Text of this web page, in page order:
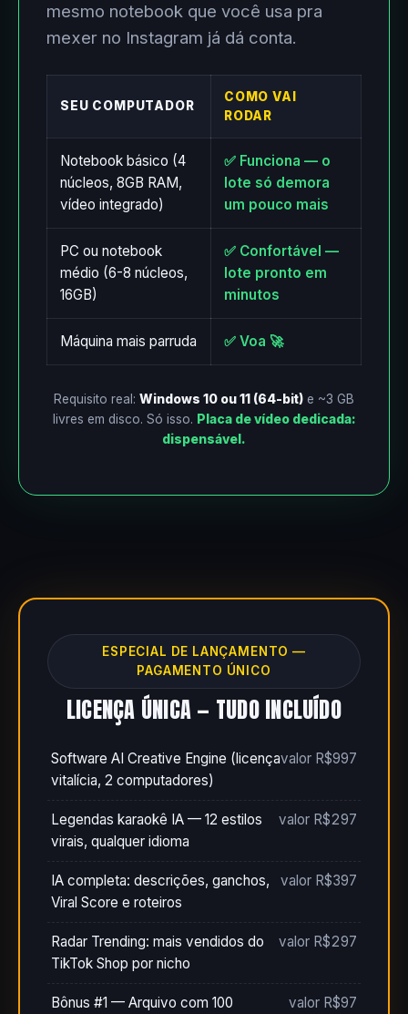
mesmo notebook que você usa pra
mexer no Instagram já dá conta.
SEU COMPUTADOR
COMO VAI
RODAR
Notebook básico (4
núcleos, 8GB RAM,
vídeo integrado)
✅ Funciona — o
lote só demora
um pouco mais
PC ou notebook
médio (6-8 núcleos,
16GB)
✅ Confortável —
lote pronto em
minutos
Máquina mais parruda ✅ Voa 🚀
Requisito real: Windows 10 ou 11 (64-bit) e ~3 GB
livres em disco. Só isso. Placa de vídeo dedicada:
dispensável.
ESPECIAL DE LANÇAMENTO —
PAGAMENTO ÚNICO
LICENÇA ÚNICA — TUDO INCLUÍDO
Software AI Creative Engine (licença
vitalícia, 2 computadores)
valor R$997
Legendas karaokê IA — 12 estilos
virais, qualquer idioma
valor R$297
IA completa: descrições, ganchos,
Viral Score e roteiros
valor R$397
Radar Trending: mais vendidos do
TikTok Shop por nicho
valor R$297
Bônus #1 — Arquivo com 100 valor R$97